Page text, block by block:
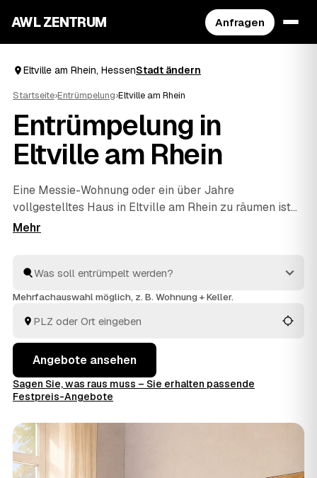
AWL ZENTRUM Anfragen
Eltville am Rhein, HessenStadt ändern
Startseite›Entrümpelung›Eltville am Rhein
Entrümpelung in
Eltville am Rhein
Eine Messie-Wohnung oder ein über Jahre
vollgestelltes Haus in Eltville am Rhein zu räumen ist
heikel – und genau dafür gibt es geprüfte Profis. Über
Betrieb einzeln erklären zu müssen. Die Anbieter aus
Ihrer Region räumen aus und entsorgen fachgerecht. Sie
Auftrag geben.
Mehrfachauswahl möglich, z. B. Wohnung + Keller.
Angebote ansehen
Sagen Sie, was raus muss – Sie erhalten passende
Festpreis-Angebote